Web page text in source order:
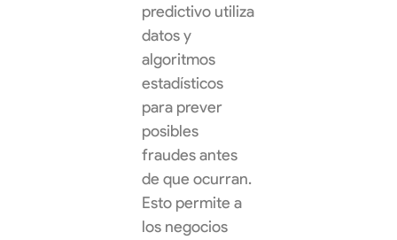
predictivo utiliza
datos y
algoritmos
estadísticos
para prever
posibles
fraudes antes
de que ocurran.
Esto permite a
los negocios